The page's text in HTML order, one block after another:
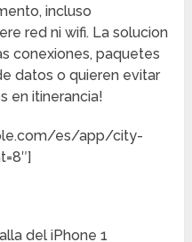
incluso
red ni wifi. La solucion
conexiones, paquetes
datos o quieren evitar
en itinerancia!
es/app/city-